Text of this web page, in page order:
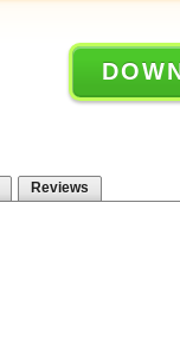
Reviews